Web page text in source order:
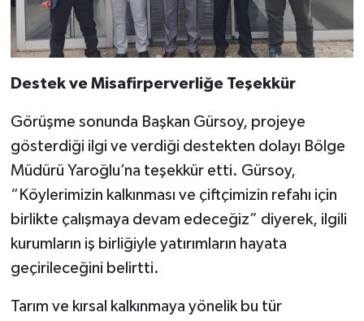
Destek ve Misafirperverliğe Teşekkür
Görüşme sonunda Başkan Gürsoy, projeye
gösterdiği ilgi ve verdiği destekten dolayı Bölge
Müdürü Yaroğlu’na teşekkür etti. Gürsoy,
“Köylerimizin kalkınması ve çiftçimizin refahı için
birlikte çalışmaya devam edeceğiz” diyerek, ilgili
kurumların iş birliğiyle yatırımların hayata
geçirileceğini belirtti.
Tarım ve kırsal kalkınmaya yönelik bu tür